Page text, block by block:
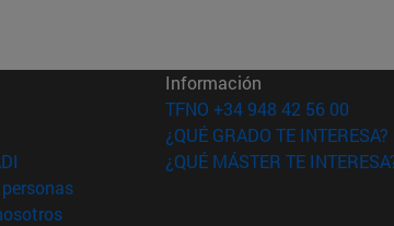
en nueva ventana)
en nueva ventana)
(abre en nueva ventana)
(abre en nueva ventana)
(abre en nueva ventana)
Información
TFNO +34 948 42 56 00
¿QUÉ GRADO TE INTERESA?
¿QUÉ MÁSTER TE